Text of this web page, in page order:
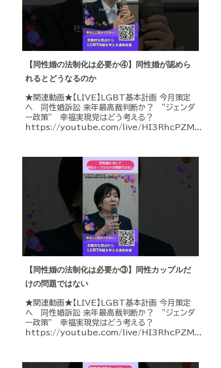
【同性婚の法制化は必要か④】同性婚が認めら
れるとどうなるのか
★関連動画★【LIVE】LGBT基本計画 今月策定
へ 同性婚訴訟 来年最高裁判断か？ ”ジェンダ
ー政策” 幸福実現党はどう考える？
https://youtube.com/live/HI3RhcPZM...
【同性婚の法制化は必要か③】同性カップルだ
けの問題ではない
★関連動画★【LIVE】LGBT基本計画 今月策定
へ 同性婚訴訟 来年最高裁判断か？ ”ジェンダ
ー政策” 幸福実現党はどう考える？
https://youtube.com/live/HI3RhcPZM...